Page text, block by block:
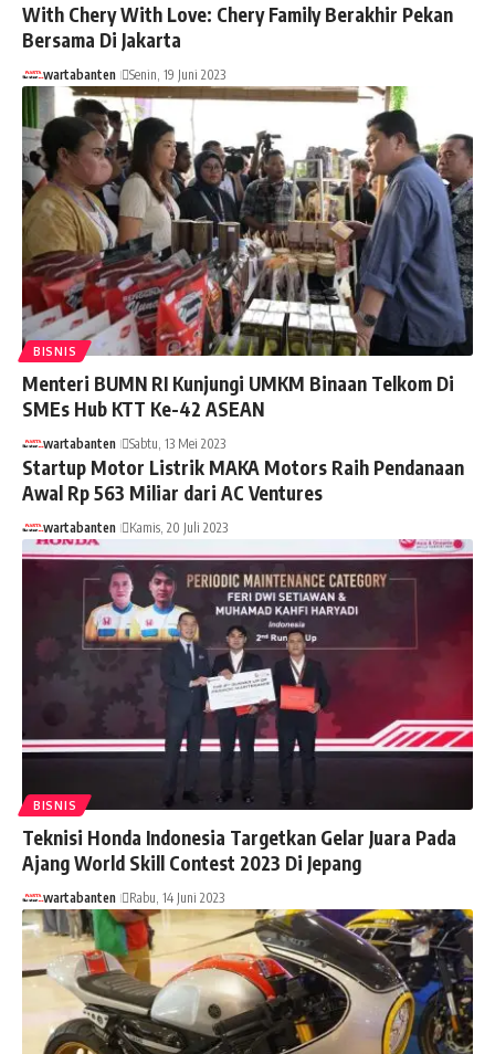
With Chery With Love: Chery Family Berakhir Pekan
Bersama Di Jakarta
wartabanten Senin, 19 Juni 2023
BISNIS
Menteri BUMN RI Kunjungi UMKM Binaan Telkom Di
SMEs Hub KTT Ke-42 ASEAN
wartabanten Sabtu, 13 Mei 2023
Startup Motor Listrik MAKA Motors Raih Pendanaan
Awal Rp 563 Miliar dari AC Ventures
wartabanten Kamis, 20 Juli 2023
BISNIS
Teknisi Honda Indonesia Targetkan Gelar Juara Pada
Ajang World Skill Contest 2023 Di Jepang
wartabanten Rabu, 14 Juni 2023